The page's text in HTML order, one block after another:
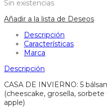
Sin existencias
Añadir a la lista de Deseos
Descripción
Características
Marca
Descripción
CASA DE INVIERNO: 5
(cheescake, grosella,
apple)